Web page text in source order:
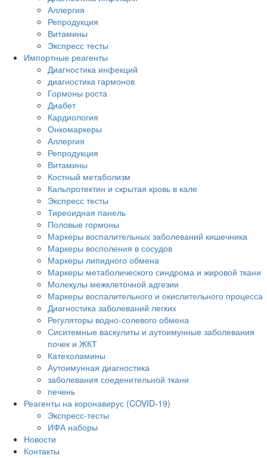
Аллергия
Репродукция
Витамины
Экспресс тесты
Импортные реагенты
Диагностика инфекций
диагностика гармонов
Гормоны роста
Диабет
Кардиология
Онкомаркеры
Аллергия
Репродукция
Витамины
Костный метаболизм
Кальпротектин и скрытая кровь в кале
Экспресс тесты
Тиреоидная панель
Половые гормоны
Маркеры воспалительных заболеваний кишечника
Маркеры восполения в сосудов
Маркеры липидного обмена
Маркеры метаболического синдрома и жировой ткани
Молекулы межклеточной адгезии
Маркеры воспалительного и окислительного процесса
Диагностика заболеваний легких
Регуляторы водно-солевого обмена
Сиситемные васкулиты и аутоимунные заболевания
почек и ЖКТ
Катехоламины
Аутоимунная диагностика
заболевания соеденительной ткани
печень
Реагенты на коронавирус (COVID-19)
Экспресс-тесты
ИФА наборы
Новости
Контакты